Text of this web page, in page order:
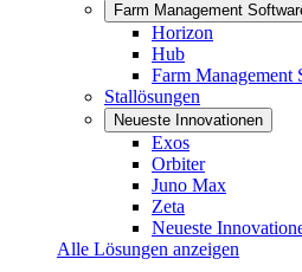
Farm Management
Horizon
Hub
Farm Management
Stallösungen
Neueste Innovationen
Exos
Orbiter
Juno Max
Zeta
Neueste
Alle Lösungen anzeigen